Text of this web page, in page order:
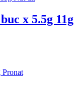
x 5.5g 11g